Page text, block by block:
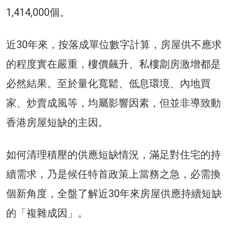
1,414,000個。
近30年來，按落成單位數字計算，房屋供不應求
的程度實在嚴重，樓價飆升、私樓劏房激增都是
必然結果。至於量化寬鬆、低息環境、內地買
家、炒賣成風等，均屬影響因素，但並非導致動
香港房屋短缺的主因。
如何清理積壓的供應短缺情況，滿足對住宅的持
續需求，乃是候任特首政策上當務之急，必需換
個新角度，全盤了解近30年來房屋供應持續短缺
的「複雜成因」。